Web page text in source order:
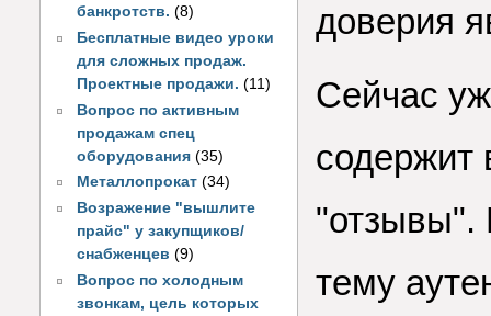
банкротств. (8)
Бесплатные видео уроки
для сложных продаж.
Проектные продажи. (11)
Вопрос по активным
продажам спец
оборудования (35)
Металлопрокат (34)
Возражение "вышлите
прайс" у закупщиков/
снабженцев (9)
Вопрос по холодным
звонкам, цель которых
доверия
Сейчас
содержит
"отзывы".
тему